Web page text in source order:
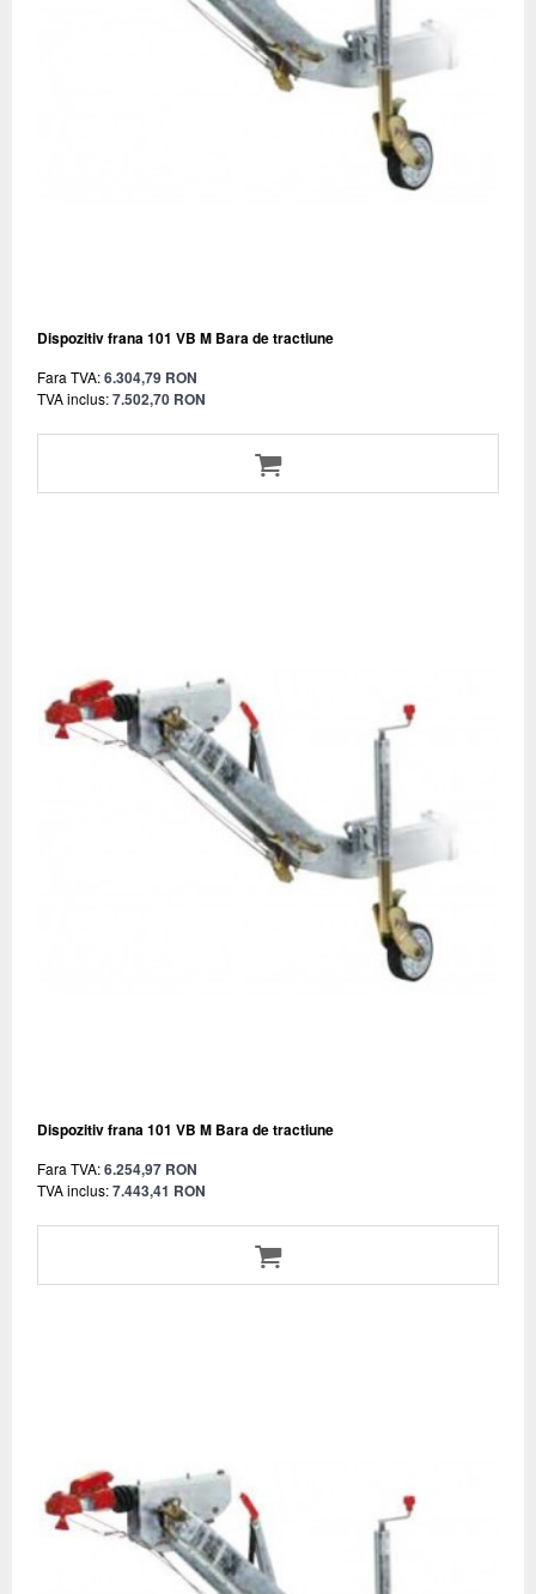
Dispozitiv frana 101 VB M Bara de tractiune
Fara TVA:6.304,79 RON
TVA inclus:7.502,70 RON
Dispozitiv frana 101 VB M Bara de tractiune
Fara TVA:6.254,97 RON
TVA inclus:7.443,41 RON